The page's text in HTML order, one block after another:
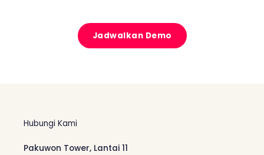
Jadwalkan Demo
Hubungi Kami
Pakuwon Tower, Lantai 11